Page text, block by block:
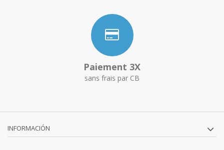
Paiement 3X
sans frais par CB
INFORMACIÓN